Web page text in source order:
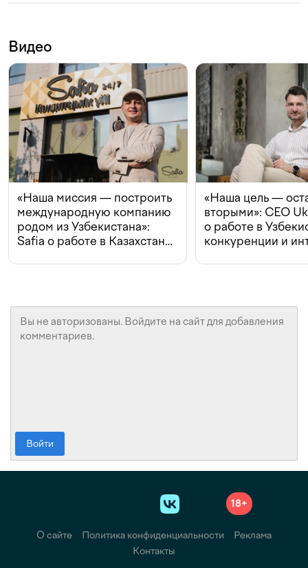
Видео
«Наша миссия — построить
международную компанию
родом из Узбекистана»:
Safia о работе в Казахстане,
«Наша цель —
вторыми»: CEO
о работе в
конкуренции и
Войти
18+
О сайте Политика конфиденциальности
Реклама
Контакты